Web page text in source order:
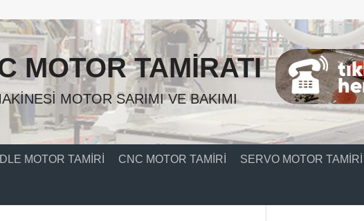
MOTOR TAMIRATI
MOTOR SARIMI VE BAKIMI
MOTOR TAMIRI CNC MOTOR TAMIRI SERVO MOTOR TAMIRI